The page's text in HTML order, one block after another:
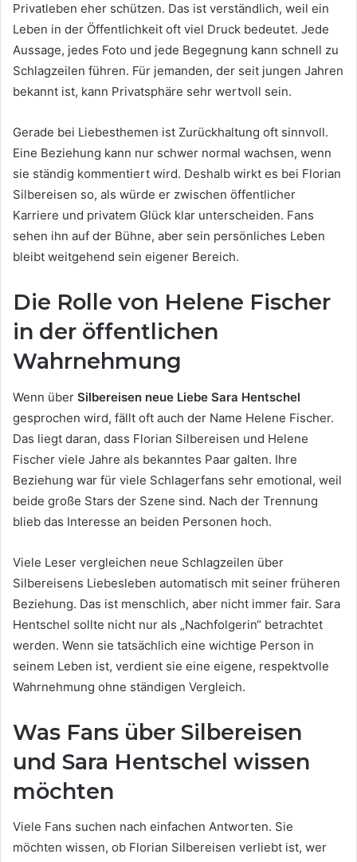
Privatleben eher schützen. Das ist verständlich, weil ein
Leben in der Öffentlichkeit oft viel Druck bedeutet. Jede
Aussage, jedes Foto und jede Begegnung kann schnell zu
Schlagzeilen führen. Für jemanden, der seit jungen Jahren
bekannt ist, kann Privatsphäre sehr wertvoll sein.
Gerade bei Liebesthemen ist Zurückhaltung oft sinnvoll.
Eine Beziehung kann nur schwer normal wachsen, wenn
sie ständig kommentiert wird. Deshalb wirkt es bei Florian
Silbereisen so, als würde er zwischen öffentlicher
Karriere und privatem Glück klar unterscheiden. Fans
sehen ihn auf der Bühne, aber sein persönliches Leben
bleibt weitgehend sein eigener Bereich.
Die Rolle von Helene Fischer
in der öffentlichen
Wahrnehmung
Wenn über Silbereisen neue Liebe Sara Hentschel
gesprochen wird, fällt oft auch der Name Helene Fischer.
Das liegt daran, dass Florian Silbereisen und Helene
Fischer viele Jahre als bekanntes Paar galten. Ihre
Beziehung war für viele Schlagerfans sehr emotional, weil
beide große Stars der Szene sind. Nach der Trennung
blieb das Interesse an beiden Personen hoch.
Viele Leser vergleichen neue Schlagzeilen über
Silbereisens Liebesleben automatisch mit seiner früheren
Beziehung. Das ist menschlich, aber nicht immer fair. Sara
Hentschel sollte nicht nur als „Nachfolgerin“ betrachtet
werden. Wenn sie tatsächlich eine wichtige Person in
seinem Leben ist, verdient sie eine eigene, respektvolle
Wahrnehmung ohne ständigen Vergleich.
Was Fans über Silbereisen
und Sara Hentschel wissen
möchten
Viele Fans suchen nach einfachen Antworten. Sie
möchten wissen, ob Florian Silbereisen verliebt ist, wer